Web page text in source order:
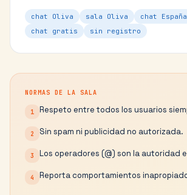
chat Oliva sala Oliva
chat España
chat gratis
sin registro
NORMAS DE LA SALA
1 Respeto entre todos los usuarios
2 Sin spam ni publicidad no autorizada.
3 Los operadores (@) son la autoridad
4 Reporta comportamientos